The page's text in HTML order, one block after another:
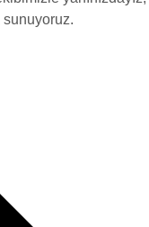
sunuyoruz.